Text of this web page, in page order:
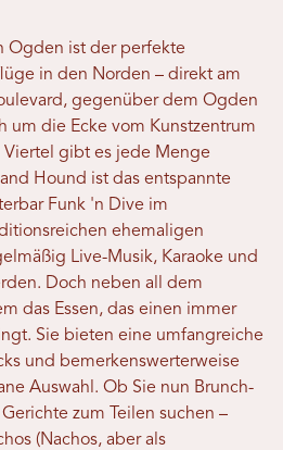
Ogden ist der perfekte
in den Norden – direkt am
gegenüber dem Ogden
um die Ecke vom Kunstzentrum
Viertel gibt es jede Menge
Hound ist das entspannte
Funk 'n Dive im
ehemaligen
Live-Musik, Karaoke und
Doch neben all dem
das Essen, das einen immer
Sie bieten eine umfangreiche
und bemerkenswerterweise
Auswahl. Ob Sie nun Brunch-
zum Teilen suchen –
(Nachos, aber als